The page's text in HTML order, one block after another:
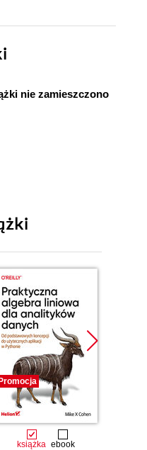
nie zamieszczono
książka ebook